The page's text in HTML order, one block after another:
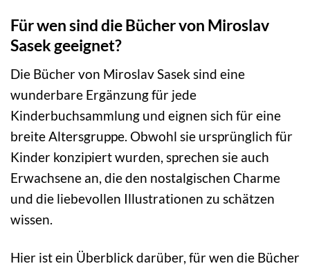
Für wen sind die Bücher von Miroslav
Sasek geeignet?
Die Bücher von Miroslav Sasek sind eine
wunderbare Ergänzung für jede
Kinderbuchsammlung und eignen sich für eine
breite Altersgruppe. Obwohl sie ursprünglich für
Kinder konzipiert wurden, sprechen sie auch
Erwachsene an, die den nostalgischen Charme
und die liebevollen Illustrationen zu schätzen
wissen.
Hier ist ein Überblick darüber, für wen die Bücher